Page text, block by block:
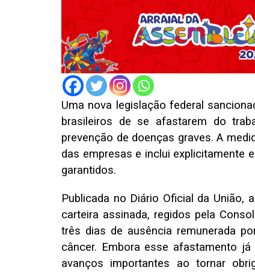
Uma nova legislação federal
brasileiros de se afastarem do
prevenção de doenças graves. A
das empresas e inclui explicitamente
garantidos.
Publicada no Diário Oficial da União,
carteira assinada, regidos pela
três dias de ausência remunerada
câncer. Embora esse afastamento
avanços importantes ao tornar